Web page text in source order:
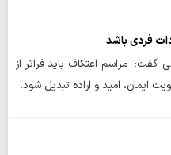
فردی باشد
گفت: مراسم اعتکاف باید فراتر از
ایمان، امید و اراده تبدیل شود.